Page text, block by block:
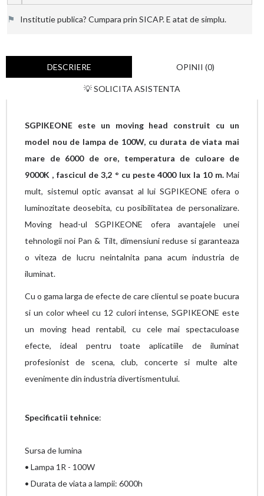
⚑ Institutie publica? Cumpara prin SICAP. E atat de simplu.
DESCRIERE OPINII (0)
💡 SOLICITA ASISTENTA
SGPIKEONE este un moving head construit cu un
model nou de lampa de 100W, cu durata de viata mai
mare de 6000 de ore, temperatura de culoare de
9000K , fascicul de 3,2 ° cu peste 4000 lux la 10 m.Mai
mult, sistemul optic avansat al lui SGPIKEONE ofera o
luminozitate deosebita, cu posibilitatea de personalizare.
Moving head-ul SGPIKEONE ofera avantajele unei
tehnologii noi Pan & Tilt, dimensiuni reduse si garanteaza
o viteza de lucru neintalnita pana acum industria de
iluminat.
Cu o gama larga de efecte de care clientul se poate bucura
si un color wheel cu 12 culori intense, SGPIKEONE este
un moving head rentabil, cu cele mai spectaculoase
efecte, ideal pentru toate aplicatiile de iluminat
profesionist de scena, club, concerte si multe alte
evenimente din industria divertismentului.
Specificatii tehnice:
Sursa de lumina
• Lampa 1R - 100W
• Durata de viata a lampii: 6000h